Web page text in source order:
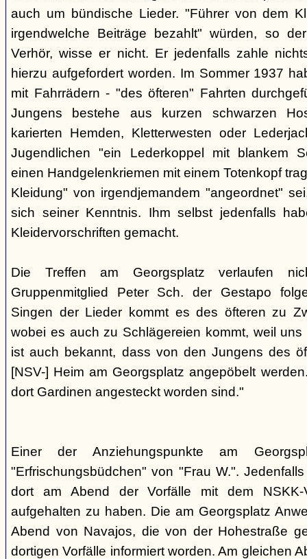
auch um bündische Lieder. "Führer von dem
irgendwelche Beiträge bezahlt" würden, so
Verhör, wisse er nicht. Er jedenfalls zahle
hierzu aufgefordert worden. Im Sommer 1937
mit Fahrrädern - "des öfteren" Fahrten
Jungens bestehe aus kurzen schwarzen
karierten Hemden, Kletterwesten oder
Jugendlichen "ein Lederkoppel mit blankem
einen Handgelenkriemen mit einem Totenkopf
Kleidung" von irgendjemandem "angeordnet"
sich seiner Kenntnis. Ihm selbst jedenfalls
Kleidervorschriften gemacht.
Die Treffen am Georgsplatz verlaufen
Gruppenmitglied Peter Sch. der Gestapo
Singen der Lieder kommt es des öfteren zu
wobei es auch zu Schlägereien kommt, weil
ist auch bekannt, dass von den Jungens des
[NSV-] Heim am Georgsplatz angepöbelt
dort Gardinen angesteckt worden sind."
Einer der Anziehungspunkte am
"Erfrischungsbüdchen" von "Frau W.".
dort am Abend der Vorfälle mit dem NSKK-
aufgehalten zu haben. Die am Georgsplatz
Abend von Navajos, die von der Hohestraße
dortigen Vorfälle informiert worden. Am gleichen